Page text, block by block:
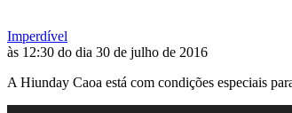
Imperdível
às 12:30 do dia 30 de julho de 2016
A Hiunday Caoa está com condições especiais